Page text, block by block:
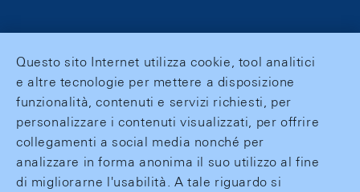
Questo sito Internet utilizza cookie, tool analitici
e altre tecnologie per mettere a disposizione
funzionalità, contenuti e servizi richiesti, per
personalizzare i contenuti visualizzati, per offrire
collegamenti a social media nonché per
analizzare in forma anonima il suo utilizzo al fine
di migliorarne l'usabilità. A tale riguardo si